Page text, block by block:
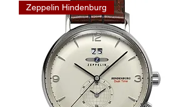
Zeppelin Hindenburg